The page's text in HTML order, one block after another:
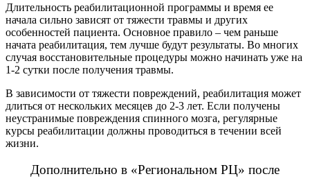
Длительность реабилитационной программы и время ее
начала сильно зависят от тяжести травмы и других
особенностей пациента. Основное правило – чем раньше
начата реабилитация, тем лучше будут результаты. Во многих
случая восстановительные процедуры можно начинать уже на
1-2 сутки после получения травмы.
В зависимости от тяжести повреждений, реабилитация может
длиться от нескольких месяцев до 2-3 лет. Если получены
неустранимые повреждения спинного мозга, регулярные
курсы реабилитации должны проводиться в течении всей
жизни.
Дополнительно в «Региональном РЦ» после